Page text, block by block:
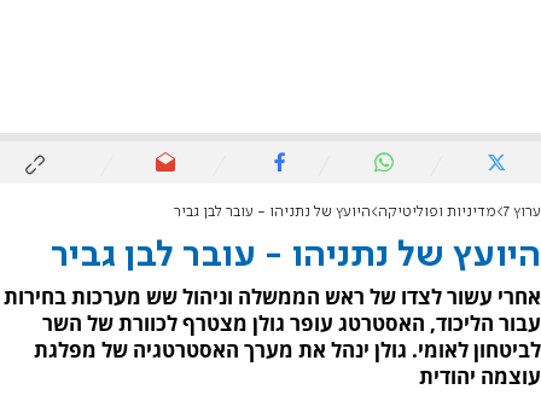
ערוץ 7 מדיניות ופוליטיקה היועץ של נתניהו - עובר לבן גביר
היועץ של נתניהו - עובר לבן גביר
אחרי עשור לצדו של ראש הממשלה וניהול שש מערכות בחירות
עבור הליכוד, האסטרטג עופר גולן מצטרף לכוורת של השר
לביטחון לאומי. גולן ינהל את מערך האסטרטגיה של מפלגת
עוצמה יהודית